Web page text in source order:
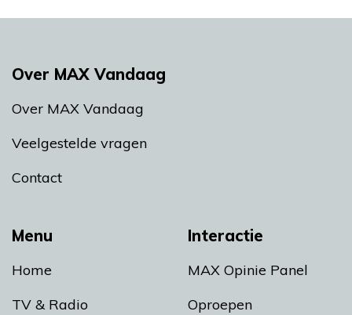
Menu
Home
TV & Radio
Interactie
MAX Opinie Panel
Oproepen
Over MAX Vandaag
Over MAX Vandaag
Veelgestelde vragen
Contact